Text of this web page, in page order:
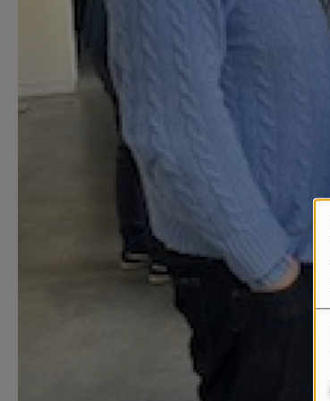
Recherche d'un titre